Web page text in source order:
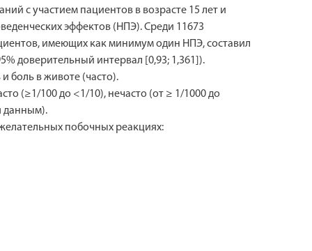
с участием пациентов в возрасте 15 лет и
эффектов (НПЭ). Среди 11673
имеющих как минимум один НПЭ, составил
доверительный интервал [0,93; 1,361]).
боль в животе (часто).
(≥1/100 до <1/10), нечасто (от ≥ 1/1000 до
данным).
побочных реакциях: